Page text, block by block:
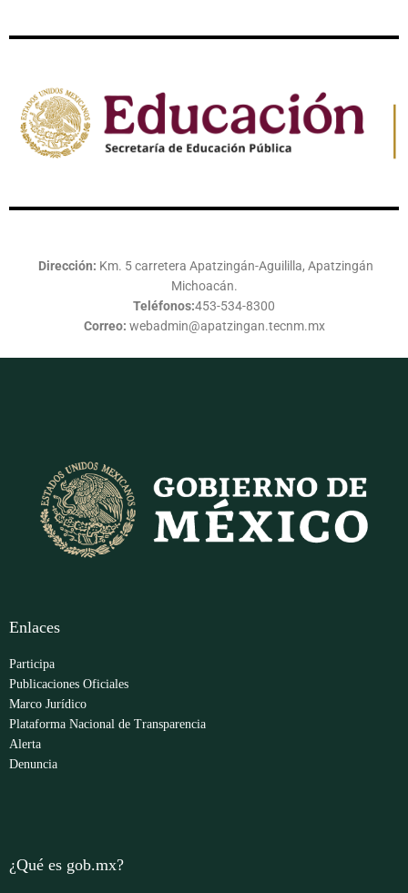
Dirección: Km. 5 carretera Apatzingán-Aguililla, Apatzingán
Michoacán.
Teléfonos:453-534-8300
Correo: webadmin@apatzingan.tecnm.mx
Enlaces
Participa
Publicaciones Oficiales
Marco Jurídico
Plataforma Nacional de Transparencia
Alerta
Denuncia
¿Qué es gob.mx?